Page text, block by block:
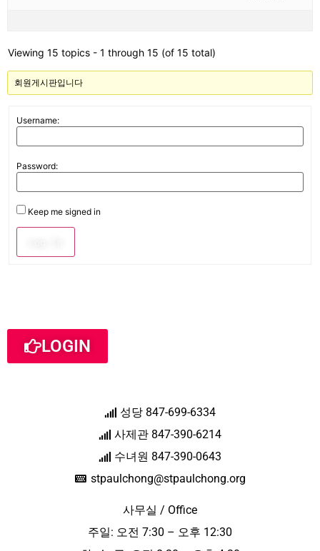
Viewing 15 topics - 1 through 15 (of 15 total)
회원게시판입니다
Username:
Password:
Keep me signed in
LOGIN
성당 847-699-6334
사제관 847-390-6214
수녀원 847-390-0643
stpaulchong@stpaulchong.org
사무실 / Office
주일: 오전 7:30 – 오후 12:30